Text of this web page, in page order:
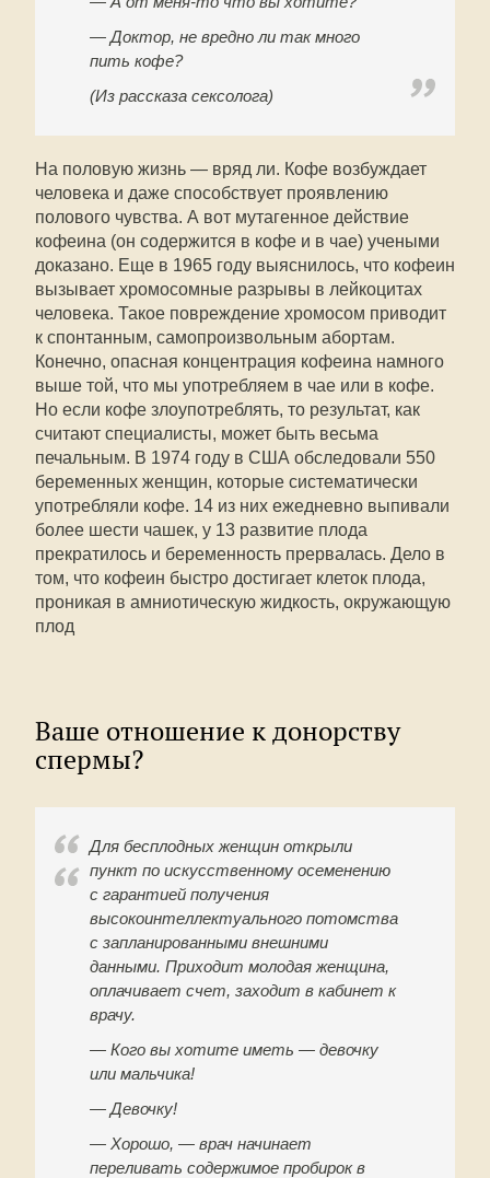
— Доктор, не вредно ли так много
пить кофе?
(Из рассказа сексолога)
На половую жизнь — вряд ли. Кофе возбуждает
человека и даже способствует проявлению
полового чувства. А вот мутагенное действие
кофеина (он содержится в кофе и в чае) учеными
доказано. Еще в 1965 году выяснилось, что кофеин
вызывает хромосомные разрывы в лейкоцитах
человека. Такое повреждение хромосом приводит
к спонтанным, самопроизвольным абортам.
Конечно, опасная концентрация кофеина намного
выше той, что мы употребляем в чае или в кофе.
Но если кофе злоупотреблять, то результат, как
считают специалисты, может быть весьма
печальным. В 1974 году в США обследовали 550
беременных женщин, которые систематически
употребляли кофе. 14 из них ежедневно выпивали
более шести чашек, у 13 развитие плода
прекратилось и беременность прервалась. Дело в
том, что кофеин быстро достигает клеток плода,
проникая в амниотическую жидкость, окружающую
плод
Ваше отношение к донорству
спермы?
Для бесплодных женщин открыли
пункт по искусственному осеменению
с гарантией получения
высокоинтеллектуального потомства
с запланированными внешними
данными. Приходит молодая женщина,
оплачивает счет, заходит в кабинет к
врачу.
— Кого вы хотите иметь — девочку
или мальчика!
— Девочку!
— Хорошо, — врач начинает
переливать содержимое пробирок в